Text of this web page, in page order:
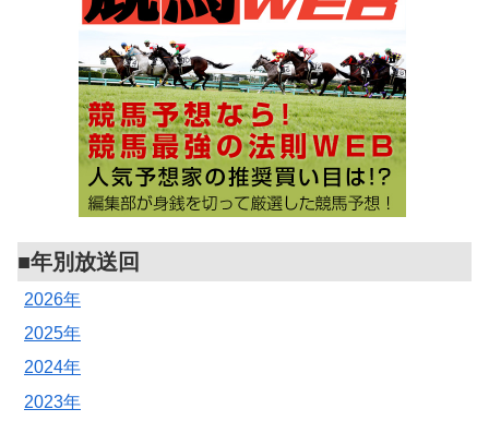
■年別放送回
2026年
2025年
2024年
2023年